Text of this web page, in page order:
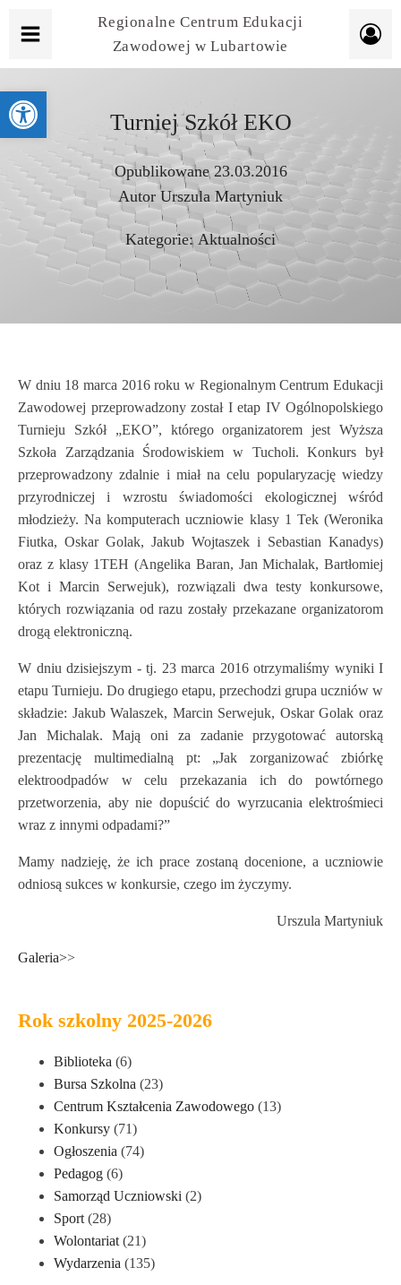
Regionalne Centrum Edukacji
Zawodowej w Lubartowie
Turniej Szkół EKO
Opublikowane 23.03.2016
Autor Urszula Martyniuk
Kategorie: Aktualności
Rok szkolny 2025-2026
Biblioteka (6)
Bursa Szkolna (23)
Centrum Kształcenia Zawodowego (13)
Konkursy (71)
Ogłoszenia (74)
Pedagog (6)
Samorząd Uczniowski (2)
Sport (28)
Wolontariat (21)
Wydarzenia (135)
W dniu 18 marca 2016 roku w Regionalnym Centrum Edukacji
Zawodowej przeprowadzony został I etap IV Ogólnopolskiego
Turnieju Szkół „EKO”, którego organizatorem jest Wyższa
Szkoła Zarządzania Środowiskiem w Tucholi. Konkurs był
przeprowadzony zdalnie i miał na celu popularyzację wiedzy
przyrodniczej i wzrostu świadomości ekologicznej wśród
młodzieży. Na komputerach uczniowie klasy 1 Tek (Weronika
Fiutka, Oskar Golak, Jakub Wojtaszek i Sebastian Kanadys)
oraz z klasy 1TEH (Angelika Baran, Jan Michalak, Bartłomiej
Kot i Marcin Serwejuk), rozwiązali dwa testy konkursowe,
których rozwiązania od razu zostały przekazane organizatorom
drogą elektroniczną.
W dniu dzisiejszym - tj. 23 marca 2016 otrzymaliśmy wyniki I
etapu Turnieju. Do drugiego etapu, przechodzi grupa uczniów w
składzie: Jakub Walaszek, Marcin Serwejuk, Oskar Golak oraz
Jan Michalak. Mają oni za zadanie przygotować autorską
prezentację multimedialną pt: „Jak zorganizować zbiórkę
elektroodpadów w celu przekazania ich do powtórnego
przetworzenia, aby nie dopuścić do wyrzucania elektrośmieci
wraz z innymi odpadami?”
Mamy nadzieję, że ich prace zostaną docenione, a uczniowie
odniosą sukces w konkursie, czego im życzymy.
Urszula Martyniuk
Galeria>>
Otwórz pasek narzędzi